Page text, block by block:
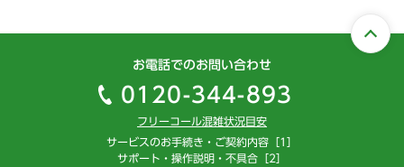
お電話でのお問い合わせ
0120-344-893
フリーコール混雑状況目安
サービスのお手続き・ご契約内容［1］
サポート・操作説明・不具合［2］